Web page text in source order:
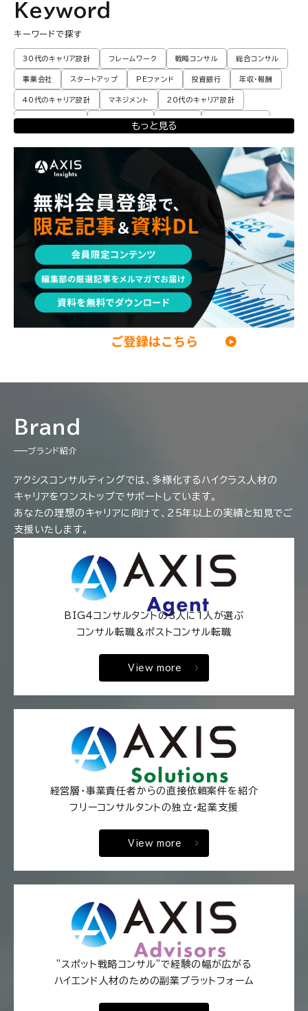
Keyword
キーワードで探す
30代のキャリア設計 フレームワーク 戦略コンサル 総合コンサル
事業会社 スタートアップ PEファンド 投資銀行 年収・報酬
40代のキャリア設計 マネジメント 20代のキャリア設計
転職体験談・実例 プロモーション 業界動向 コンサル現場論
エンジニア 調査レポート 独立・フリーランス
パートナー
コンサル現場論 経営企画・事業企画 メンタルケア
パラレルキャリア ワークライフバランス 移住・二拠点生活 AI活用
DX・テクノロジー リスキリング・資格 M&A・ファイナンス
もっと見る
Brand
ブランド紹介
アクシスコンサルティングでは、多様化するハイクラス人材の
キャリアをワンストップでサポートしています。
あなたの理想のキャリアに向けて、25年以上の実績と知見でご
支援いたします。
BIG4コンサルタントの3人に1人が選ぶ
コンサル転職＆ポストコンサル転職
View more
経営層・事業責任者からの直接依頼案件を紹介
フリーコンサルタントの独立・起業支援
View more
"スポット戦略コンサル"で経験の幅が広がる
ハイエンド人材のための副業プラットフォーム